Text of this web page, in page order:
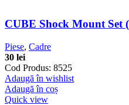
CUBE Shock Mount Set
Piese, Cadre
30 lei
Cod Produs: 8525
Adaugă în wishlist
Adaugă în coș
Quick view